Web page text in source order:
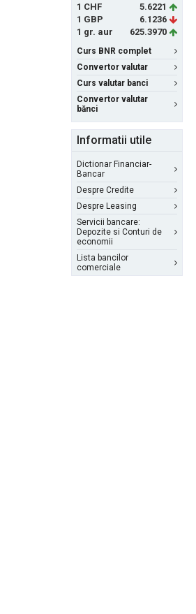
1 CHF
5.6221
1 GBP
6.1236
1 gr. aur
625.3970
Curs BNR complet
Convertor valutar
Curs valutar banci
Convertor valutar
bănci
Informatii utile
Dictionar Financiar-
Bancar
Despre Credite
Despre Leasing
Servicii bancare:
Depozite si Conturi de
economii
Lista bancilor
comerciale